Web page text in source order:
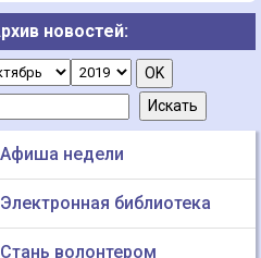
новостей:
Афиша недели
Электронная библиотека
Стань волонтером